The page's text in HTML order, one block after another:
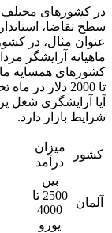
در کشورهای
سطح تقاضا،
عنوان مثال، در
تا 2000 دلار
آیا آرایشگری شغل
شرایط بازار دارد.
کشور
میزان
درآمد
آلمان
بین
2500 تا
4000
یورو